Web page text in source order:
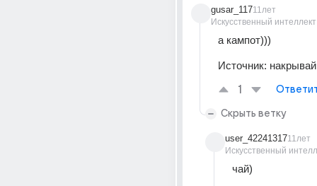
gusar_117
Искусственный интеллект
11лет
а кампот)))
Источник: накрывай
1
Скрыть ветку
user_42241317
Искусственный
11лет
чай)